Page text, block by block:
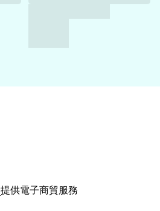
提供電子商貿服務